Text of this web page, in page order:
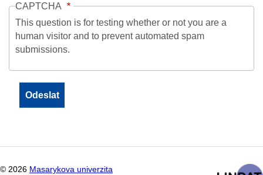
CAPTCHA
This question is for testing whether or not you are a
human visitor and to prevent automated spam
submissions.
© 2026 Masarykova univerzita